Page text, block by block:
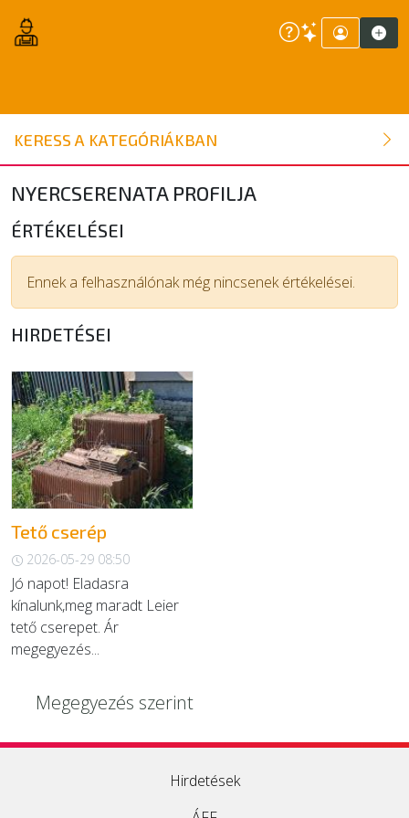
KERESS A KATEGÓRIÁKBAN
ÉPÍTŐANYAG
NYÍLÁSZÁRÓ
FAANYAG
BELSŐÉPÍTÉSZETI ÉPÍTŐANYAG
SZERSZÁM, ALKATRÉSZ
KERTI ÉPÍTŐANYAG
EGYÉB
SZOLGÁLTATÓK
NYERCSERENATA PROFILJA
ÉRTÉKELÉSEI
Ennek a felhasználónak még nincsenek értékelései.
HIRDETÉSEI
Tető cserép
2026-05-29 08:50
Jó napot! Eladasra
kínalunk,meg maradt Leier
tető cserepet. Ár
megegyezés...
Megegyezés szerint
Hirdetések